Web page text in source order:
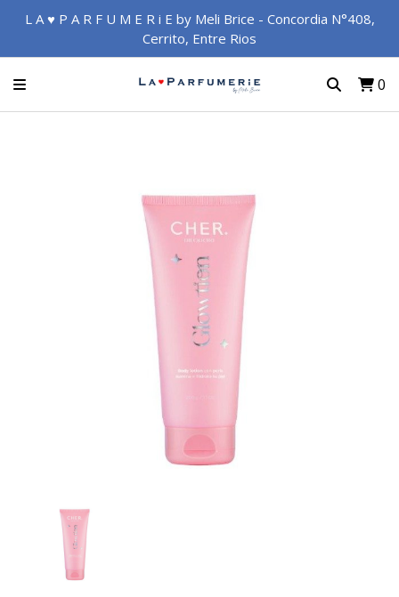
L A ♥ P A R F U M E R i E by Meli Brice - Concordia N°408,
Cerrito, Entre Rios
0